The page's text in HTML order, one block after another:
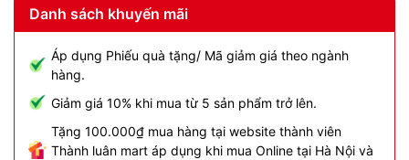
Danh sách khuyến mãi
Áp dụng Phiếu quà tặng/ Mã giảm giá theo ngành
hàng.
Giảm giá 10% khi mua từ 5 sản phẩm trở lên.
Tặng 100.000₫ mua hàng tại website thành viên
Thành luân mart áp dụng khi mua Online tại Hà Nội và